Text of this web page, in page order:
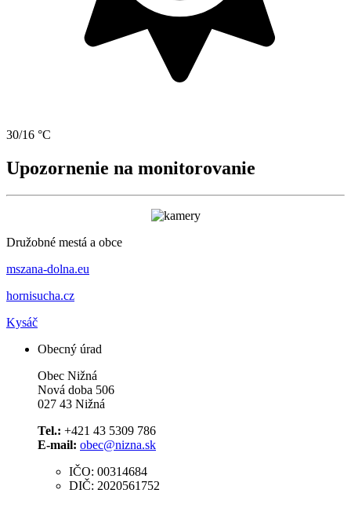
30/16 °C
Upozornenie na monitorovanie
Družobné mestá a obce
mszana-dolna.eu
hornisucha.cz
Kysáč
Obecný úrad
Obec Nižná
Nová doba 506
027 43 Nižná
Tel.: +421 43 5309 786
E-mail: obec@nizna.sk
IČO: 00314684
DIČ: 2020561752